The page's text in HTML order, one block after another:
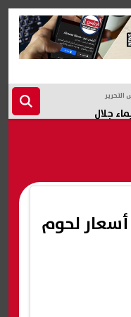
التحرير
جلال
لحوم